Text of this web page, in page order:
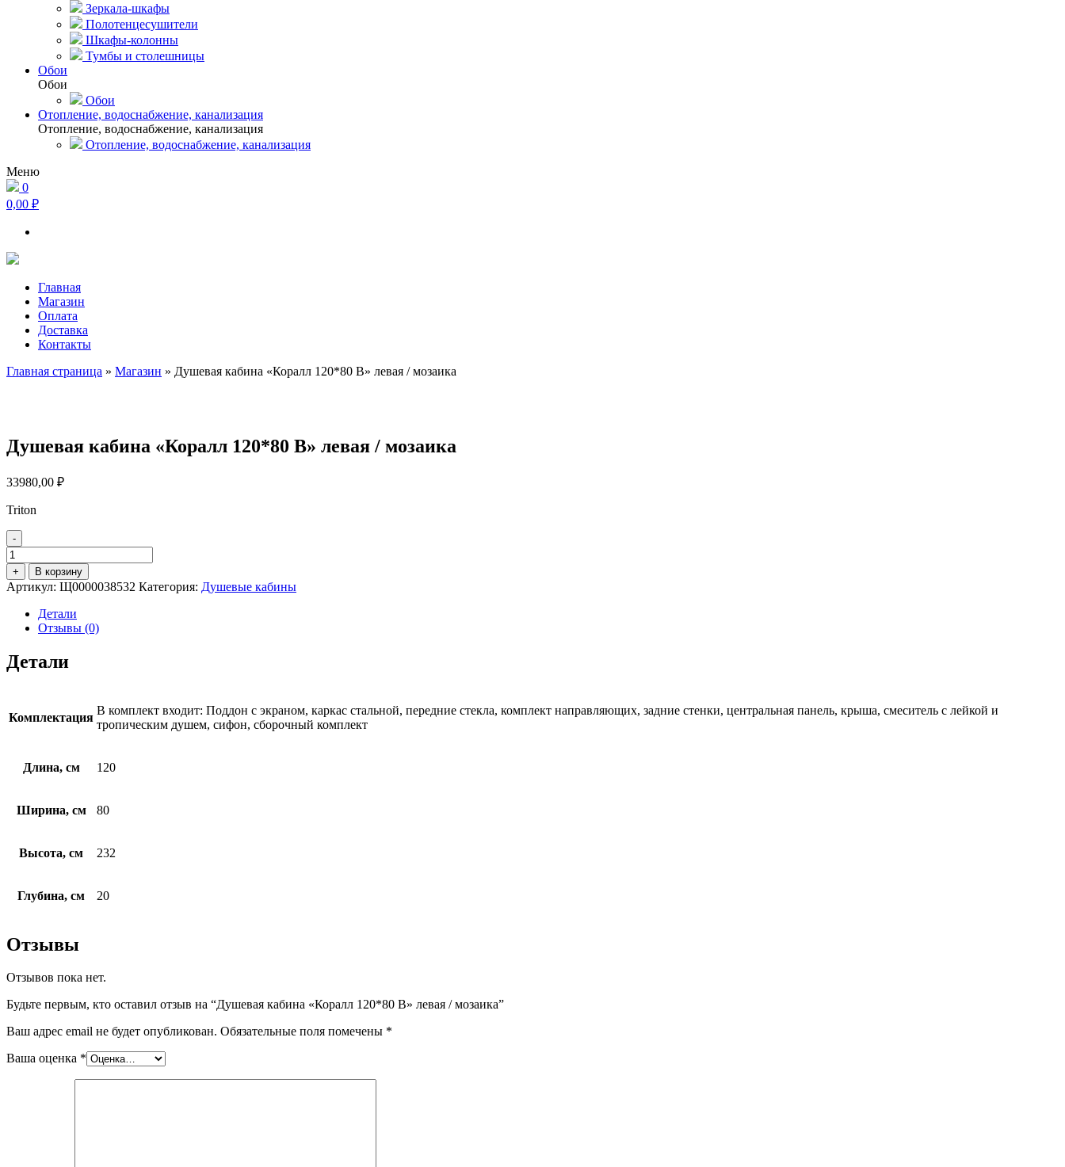
Зеркала-шкафы
Полотенцесушители
Шкафы-колонны
Тумбы и столешницы
Обои
Обои
Обои
Отопление, водоснабжение, канализация
Отопление, водоснабжение, канализация
Отопление, водоснабжение, канализация
Меню
0
0,00 ₽
Главная
Магазин
Оплата
Доставка
Контакты
Главная страница » Магазин » Душевая кабина «Коралл 120*80 В» левая / мозаика
Душевая кабина «Коралл 120*80 В» левая / мозаика
33980,00 ₽
Triton
-
Количество
товара
Душевая
кабина
"Коралл
120*80
левая
/
+ В корзину
Артикул: Щ0000038532 Категория: Душевые кабины
Детали
Отзывы (0)
Детали
Комплектация
В комплект входит: Поддон с экраном, каркас стальной, передние стекла, комплект направляющих, задние стенки, центральная панель, крыша, смеситель с лейкой и
тропическим душем, сифон, сборочный комплект
Длина, см 120
Ширина, см 80
Высота, см 232
Глубина, см 20
Отзывы
Отзывов пока нет.
Будьте первым, кто оставил отзыв на “Душевая кабина «Коралл 120*80 В» левая / мозаика”
Ваш адрес email не будет опубликован. Обязательные поля помечены *
Ваша оценка *